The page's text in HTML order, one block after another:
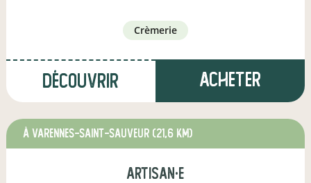
crèmerie
Découvrir Acheter
à Varennes-Saint-Sauveur (21,6 km)
artisan·e